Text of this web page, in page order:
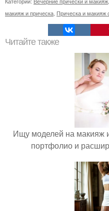
макияж и прическа Прическа и макияж
Читайте также
Ищу моделей на макияж
портфолио и